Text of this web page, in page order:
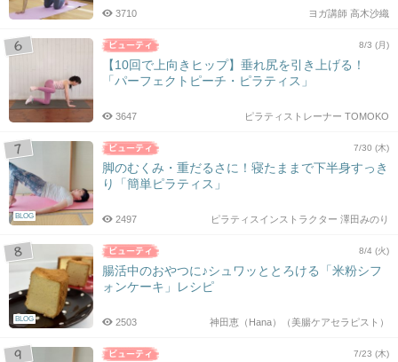
ヨガ講師 高木沙織
3710
8/3 (月)
【10回で上向きヒップ】垂れ尻を引き上げる！
「パーフェクトピーチ・ピラティス」
ピラティストレーナー TOMOKO
3647
BLOG
7/30 (木)
脚のむくみ・重だるさに！寝たままで下半身すっき
り「簡単ピラティス」
ピラティスインストラクター 澤田みのり
2497
BLOG
8/4 (火)
腸活中のおやつに♪シュワッととろける「米粉シフ
ォンケーキ」レシピ
神田恵（Hana）（美腸ケアセラピスト）
2503
7/23 (木)